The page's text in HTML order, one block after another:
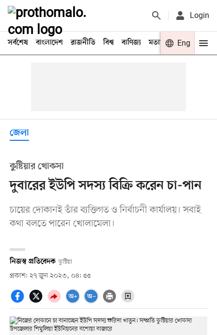
Login
সর্বশেষ বাংলাদেশ রাজনীতি বিশ্ব বাণিজ্য মতামত খেলা
Eng
জেলা
কুষ্টিয়ার খোকসা
দুবারের ইউপি সদস্য বিক্রি করেন চা-পান
চায়ের দোকানই তাঁর ব্যক্তিগত ও নির্বাচনী কার্যালয়। সবাই
কথা বলতে পারেন খোলামেলা।
নিজস্ব প্রতিবেদক কুষ্টিয়া
প্রকাশ: ২৭ জুন ২০২৩, ০৪: ৫৫